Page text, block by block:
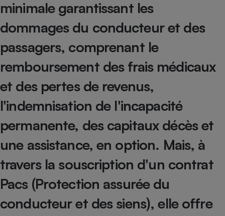
minimale garantissant les
dommages du conducteur et des
passagers, comprenant le
remboursement des frais médicaux
et des pertes de revenus,
l'indemnisation de l'incapacité
permanente, des capitaux décès et
une assistance, en option. Mais, à
travers la souscription d'un contrat
Pacs (Protection assurée du
conducteur et des siens), elle offre
Climatiseur -
Ventilateur
Cafetière à expressos